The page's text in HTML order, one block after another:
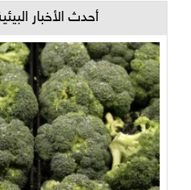
أحدث الأخبار